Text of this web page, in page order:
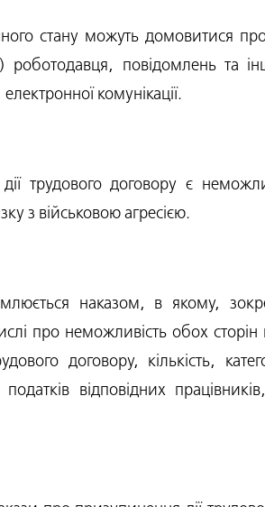
стану можуть домовитися
роботодавця, повідомлень та
комунікації.
трудового договору є
з військовою агресією.
наказом, в якому,
про неможливість обох сторін
договору, кількість,
відповідних